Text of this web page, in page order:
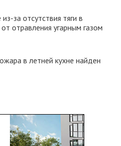
за отсутствия тяги в
отравления угарным газом
в летней кухне найден